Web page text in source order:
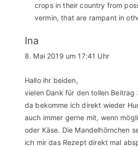
crops in their country from
vermin, that are rampant in
Ina
8. Mai 2019 um 17:41 Uhr
Hallo ihr beiden,
vielen Dank für den tollen Beitrag
da bekomme ich direkt wieder
auch immer gerne mit, wenn
oder Käse. Die Mandelhörnchen
ich mir das Rezept direkt mal